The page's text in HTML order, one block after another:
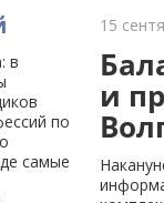
в
по
самые
15
и